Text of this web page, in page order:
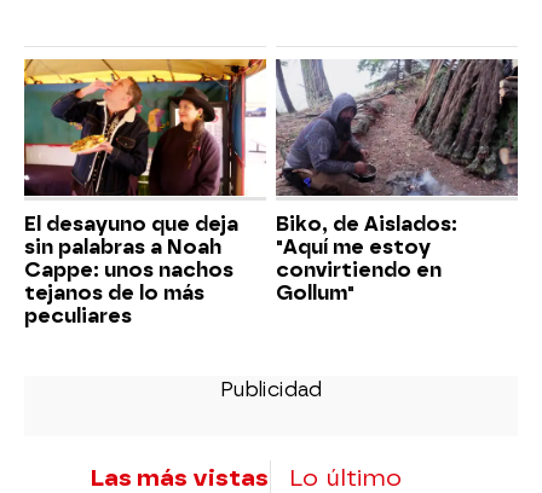
El desayuno que deja
sin palabras a Noah
Cappe: unos nachos
tejanos de lo más
peculiares
Biko, de Aislados:
"Aquí me estoy
convirtiendo en
Gollum"
Las más vistas Lo último